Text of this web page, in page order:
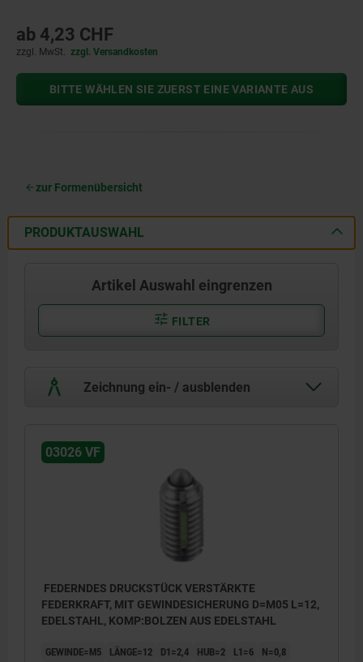
ab 4,23 CHF
zzgl. MwSt. zzgl. Versandkosten
BITTE WÄHLEN SIE ZUERST EINE VARIANTE AUS
zur Formenübersicht
PRODUKTAUSWAHL
Artikel Auswahl eingrenzen
FILTER
Zeichnung ein- / ausblenden
03026 VF
FEDERNDES DRUCKSTÜCK VERSTÄRKTE
FEDERKRAFT, MIT GEWINDESICHERUNG D=M05 L=12,
EDELSTAHL, KOMP:BOLZEN AUS EDELSTAHL
GEWINDE=M5 LÄNGE=12 D1=2,4 HUB=2 L1=6
N=0,8